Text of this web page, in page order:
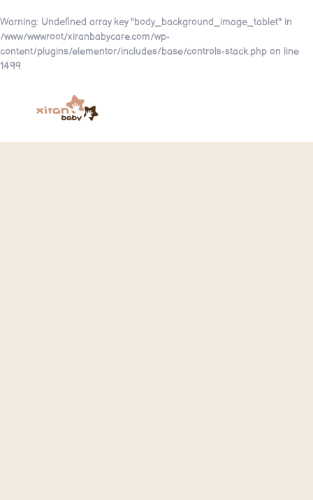
Warning: Undefined array key "body_background_image_tablet" in
/www/wwwroot/xiranbabycare.com/wp-
content/plugins/elementor/includes/base/controls-stack.php on line
1499